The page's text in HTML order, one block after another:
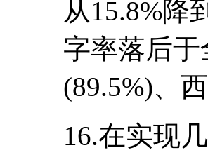
从15.8%降
字率落后于
(89.5%)、
16.在实现